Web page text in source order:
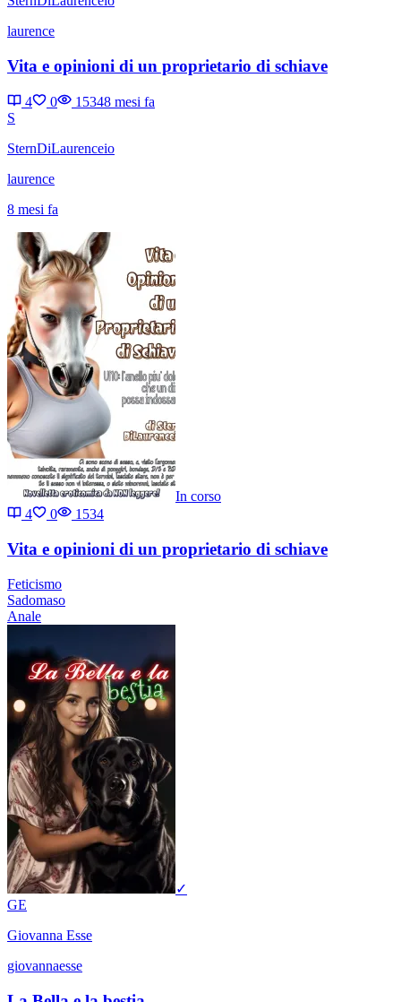
laurence
Vita e opinioni di un proprietario di schiave
4 0 15348 mesi fa
S
SternDiLaurenceio
laurence
8 mesi fa
In corso
4
0 1534
Vita e opinioni di un proprietario di schiave
Feticismo
Sadomaso
Anale
✓
GE
Giovanna Esse
giovannaesse